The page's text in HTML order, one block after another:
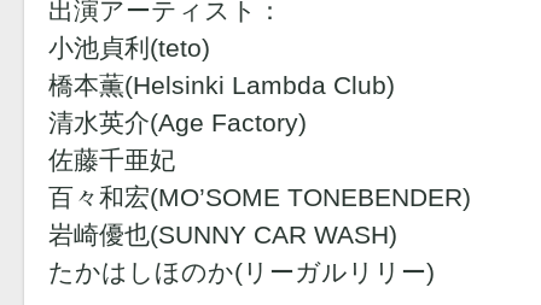
出演アーティスト：
小池貞利(teto)
橋本薫(Helsinki Lambda Club)
清水英介(Age Factory)
佐藤千亜妃
百々和宏(MO’SOME TONEBENDER)
岩崎優也(SUNNY CAR WASH)
たかはしほのか(リーガルリリー)